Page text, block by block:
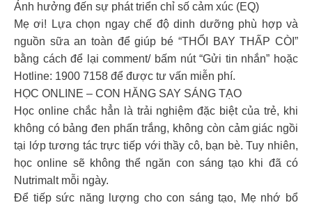
Ảnh hưởng đến sự phát triển chỉ số cảm xúc (EQ)
Mẹ ơi! Lựa chọn ngay chế độ dinh dưỡng phù hợp và
nguồn sữa an toàn để giúp bé “THỔI BAY THẤP CÒI”
bằng cách để lại comment/ bấm nút “Gửi tin nhắn” hoặc
Hotline: 1900 7158 để được tư vấn miễn phí.
HỌC ONLINE – CON HĂNG SAY SÁNG TẠO
Học online chắc hẳn là trải nghiệm đặc biệt của trẻ, khi
không có bảng đen phấn trắng, không còn cảm giác ngồi
tại lớp tương tác trực tiếp với thầy cô, bạn bè. Tuy nhiên,
học online sẽ không thể ngăn con sáng tạo khi đã có
Nutrimalt mỗi ngày.
Để tiếp sức năng lượng cho con sáng tạo, Mẹ nhớ bổ